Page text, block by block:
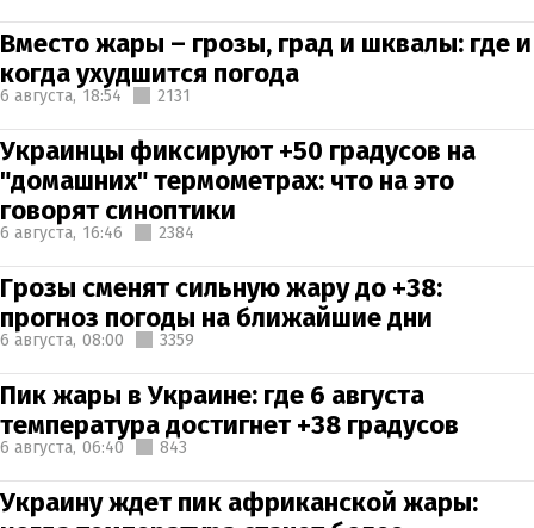
Вместо жары – грозы, град и шквалы: где и
когда ухудшится погода
6 августа, 18:54 2131
Украинцы фиксируют +50 градусов на
"домашних" термометрах: что на это
говорят синоптики
6 августа, 16:46 2384
Грозы сменят сильную жару до +38:
прогноз погоды на ближайшие дни
6 августа, 08:00 3359
Пик жары в Украине: где 6 августа
температура достигнет +38 градусов
6 августа, 06:40 843
Украину ждет пик африканской жары: